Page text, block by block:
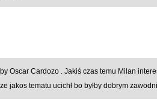
Oscar Cardozo . Jakiś czas temu Milan
jakos tematu ucichł bo byłby dobrym